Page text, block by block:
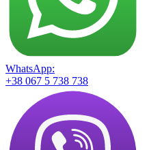
WhatsApp:
+38 067 5 738 738